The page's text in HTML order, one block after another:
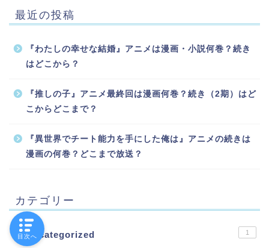
最近の投稿
『わたしの幸せな結婚』アニメは漫画・小説何巻？続き
はどこから？
『推しの子』アニメ最終回は漫画何巻？続き（2期）はど
こからどこまで？
『異世界でチート能力を手にした俺は』アニメの続きは
漫画の何巻？どこまで放送？
カテゴリー
Uncategorized 1
目次へ